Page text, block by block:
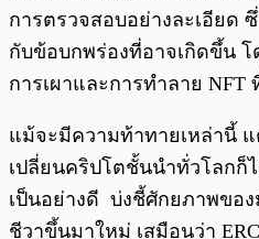
การตรวจสอบอย่างละเอียด
กับข้อบกพร่องที่อาจเกิดขึ้น โ
การเผาและการทำลาย NFT
แม้จะมีความท้าทายเหล่านี้
เปลี่ยนคริปโตชั้นนำทั่วโลกก็
เป็นอย่างดี บ่งชี้ศักยภาพขอ
ชีวาขึ้นมาใหม่ เสมือนว่า